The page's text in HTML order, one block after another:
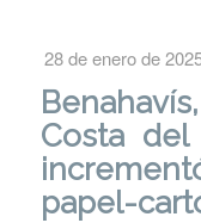
28 de enero de
Costa
papel-